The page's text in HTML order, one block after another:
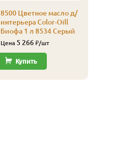
8500 Цветное масло д/
интерьера Color-Oill
Биофа 1 л 8534 Серый
Цена 5 266₽/шт
Купить